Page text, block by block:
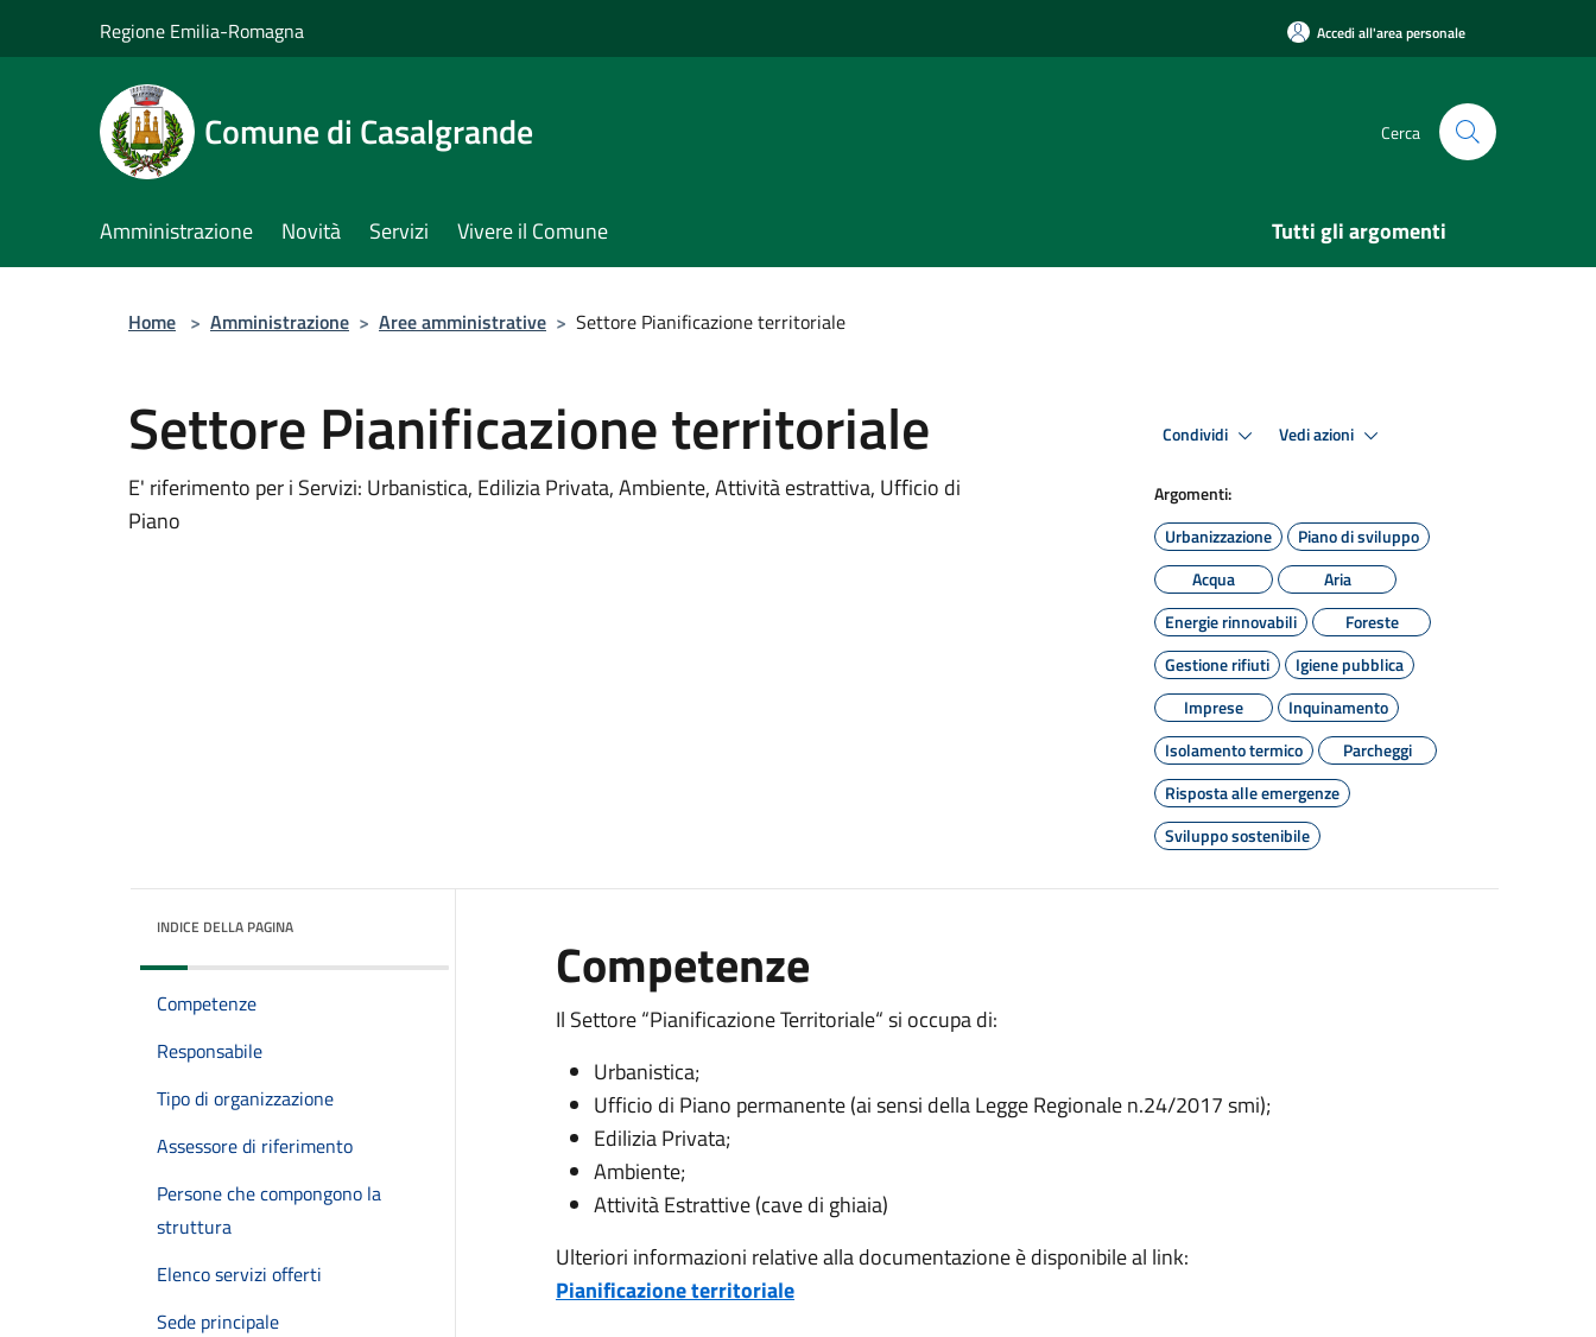
Regione Emilia-Romagna Accedi all'area personale
Comune di Casalgrande Cerca
Amministrazione Novità Servizi Vivere il Comune Tutti gli argomenti
Home > Amministrazione > Aree amministrative > Settore Pianificazione territoriale
Settore Pianificazione territoriale
E' riferimento per i Servizi: Urbanistica, Edilizia Privata, Ambiente, Attività estrattiva, Ufficio di
Piano
Condividi Vedi azioni
Argomenti:
Urbanizzazione
Piano di sviluppo
Acqua
Aria
Energie rinnovabili
Foreste
Gestione rifiuti
Igiene pubblica
Imprese
Inquinamento
Isolamento termico
Parcheggi
Risposta alle emergenze
Sviluppo sostenibile
INDICE DELLA PAGINA
Competenze
Responsabile
Tipo di organizzazione
Assessore di riferimento
Persone che compongono la
struttura
Elenco servizi offerti
Sede principale
Competenze
Il Settore “Pianificazione Territoriale“ si occupa di:
Urbanistica;
Ufficio di Piano permanente (ai sensi della Legge Regionale n.24/2017 smi);
Edilizia Privata;
Ambiente;
Attività Estrattive (cave di ghiaia)
Ulteriori informazioni relative alla documentazione è disponibile al link:
Pianificazione territoriale